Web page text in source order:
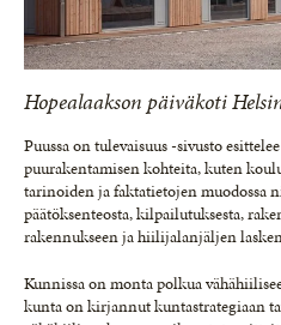
Hopealaakson päiväkoti
Puussa on tulevaisuus -sivusto
puurakentamisen kohteita, kuten
tarinoiden ja faktatietojen muodossa
päätöksenteosta, kilpailutuksesta,
rakennukseen ja hiilijalanjäljen
Kunnissa on monta polkua
kunta on kirjannut kuntastrategiaan